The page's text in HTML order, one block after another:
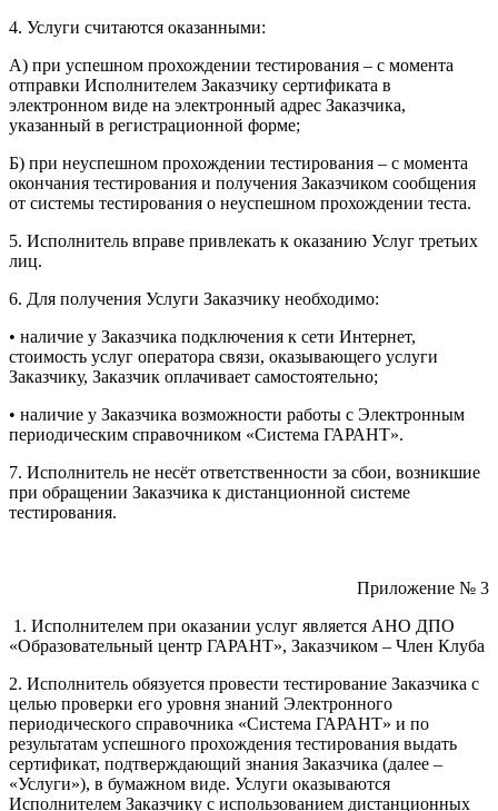
4. Услуги считаются оказанными:
А) при успешном прохождении тестирования – с момента
отправки Исполнителем Заказчику сертификата в
электронном виде на электронный адрес Заказчика,
указанный в регистрационной форме;
Б) при неуспешном прохождении тестирования – с момента
окончания тестирования и получения Заказчиком сообщения
от системы тестирования о неуспешном прохождении теста.
5. Исполнитель вправе привлекать к оказанию Услуг третьих
лиц.
6. Для получения Услуги Заказчику необходимо:
• наличие у Заказчика подключения к сети Интернет,
стоимость услуг оператора связи, оказывающего услуги
Заказчику, Заказчик оплачивает самостоятельно;
• наличие у Заказчика возможности работы с Электронным
периодическим справочником «Система ГАРАНТ».
7. Исполнитель не несёт ответственности за сбои, возникшие
при обращении Заказчика к дистанционной системе
тестирования.
Приложение № 3
1. Исполнителем при оказании услуг является АНО ДПО
«Образовательный центр ГАРАНТ», Заказчиком – Член Клуба
2. Исполнитель обязуется провести тестирование Заказчика с
целью проверки его уровня знаний Электронного
периодического справочника «Система ГАРАНТ» и по
результатам успешного прохождения тестирования выдать
сертификат, подтверждающий знания Заказчика (далее –
«Услуги»), в бумажном виде. Услуги оказываются
Исполнителем Заказчику с использованием дистанционных